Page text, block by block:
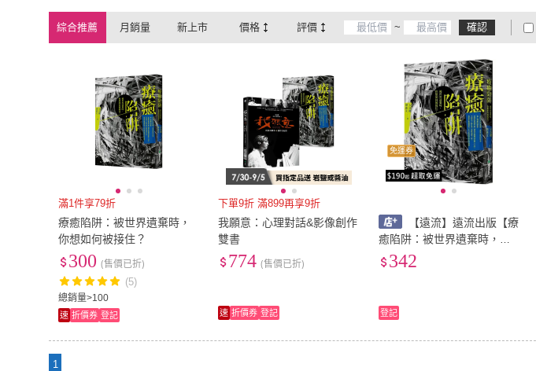
綜合推薦 月銷量 新上市 價格 評價 ~ 確認
滿1件享79折
療癒陷阱：被世界遺棄時，
你想如何被接住？
總銷量>100
300 (售價已折)
(5)
速 折價券 登記
下單9折 滿899再享9折
我願意：心理對話&影像創作
雙書
774 (售價已折)
速 折價券 登記
免運券
【遠流】遠流出版【療
癒陷阱：被世界遺棄時，你
想如何被接住？(吳洛纓、鄧
342
登記
1